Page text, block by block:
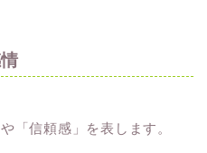
「信頼感」を表します。